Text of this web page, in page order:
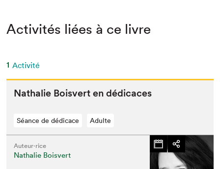
Activités liées à ce livre
1 Activité
Nathalie Boisvert en dédicaces
Séance de dédicace Adulte
Auteur·rice
Nathalie Boisvert